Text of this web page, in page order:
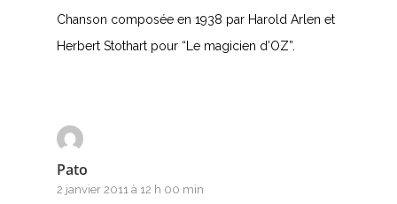
Chanson composée en 1938 par Harold Arlen et
Herbert Stothart pour “Le magicien d’OZ”.
Pato
2 janvier 2011 à 12 h 00 min